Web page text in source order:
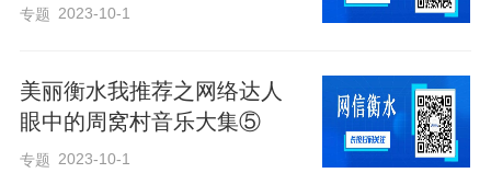
专题 2023-10-1
美丽衡水我推荐之网络达人
眼中的周窝村音乐大集⑤
专题 2023-10-1